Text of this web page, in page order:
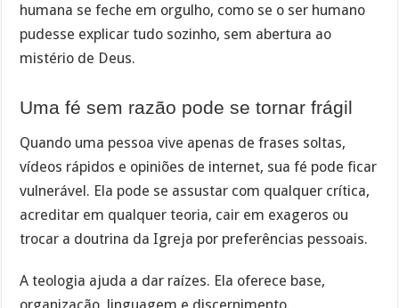
humana se feche em orgulho, como se o ser humano
pudesse explicar tudo sozinho, sem abertura ao
mistério de Deus.
Uma fé sem razão pode se tornar frágil
Quando uma pessoa vive apenas de frases soltas,
vídeos rápidos e opiniões de internet, sua fé pode ficar
vulnerável. Ela pode se assustar com qualquer crítica,
acreditar em qualquer teoria, cair em exageros ou
trocar a doutrina da Igreja por preferências pessoais.
A teologia ajuda a dar raízes. Ela oferece base,
organização, linguagem e discernimento.